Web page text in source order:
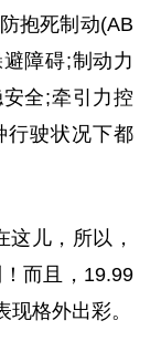
抱死制动(AB
障碍;制动力
安全;牵引力控
行驶状况下都
儿，所以，
而且，19.99
格外出彩。